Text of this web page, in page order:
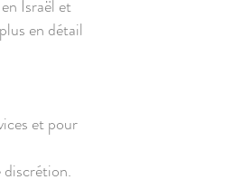
Israël et
en détail
et pour